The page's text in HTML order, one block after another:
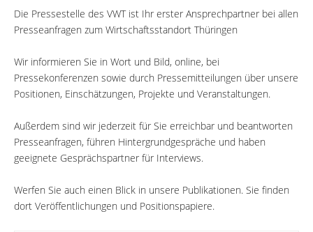
Die Pressestelle des VWT ist Ihr erster Ansprechpartner bei allen
Presseanfragen zum Wirtschaftsstandort Thüringen
Wir informieren Sie in Wort und Bild, online, bei
Pressekonferenzen sowie durch Pressemitteilungen über unsere
Positionen, Einschätzungen, Projekte und Veranstaltungen.
Außerdem sind wir jederzeit für Sie erreichbar und beantworten
Presseanfragen, führen Hintergrundgespräche und haben
geeignete Gesprächspartner für Interviews.
Werfen Sie auch einen Blick in unsere Publikationen. Sie finden
dort Veröffentlichungen und Positionspapiere.